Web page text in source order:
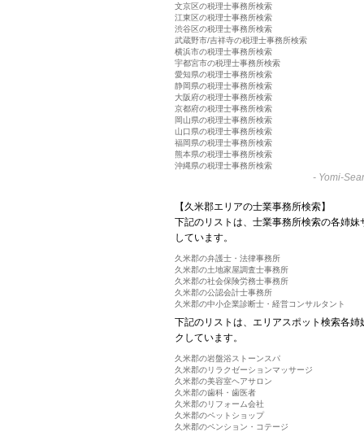
文京区の税理士事務所検索
江東区の税理士事務所検索
渋谷区の税理士事務所検索
武蔵野市/吉祥寺の税理士事務所検索
横浜市の税理士事務所検索
宇都宮市の税理士事務所検索
愛知県の税理士事務所検索
静岡県の税理士事務所検索
大阪府の税理士事務所検索
京都府の税理士事務所検索
岡山県の税理士事務所検索
山口県の税理士事務所検索
福岡県の税理士事務所検索
熊本県の税理士事務所検索
沖縄県の税理士事務所検索
- Yomi-
【久米郡エリアの士業事務所検索】
下記のリストは、士業事務所検索の各姉
しています。
久米郡の弁護士・法律事務所
久米郡の土地家屋調査士事務所
久米郡の社会保険労務士事務所
久米郡の公認会計士事務所
久米郡の中小企業診断士・経営コンサルタント
下記のリストは、エリアスポット検索各
クしています。
久米郡の岩盤浴ストーンスパ
久米郡のリラクゼーションマッサージ
久米郡の美容室ヘアサロン
久米郡の歯科・歯医者
久米郡のリフォーム会社
久米郡のペットショップ
久米郡のペンション・コテージ